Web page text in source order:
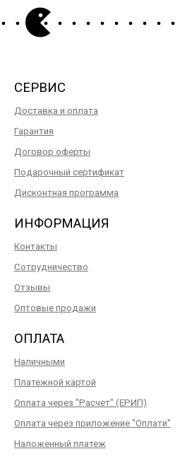
СЕРВИС
Доставка и оплата
Гарантия
Договор оферты
Подарочный сертификат
Дисконтная программа
ИНФОРМАЦИЯ
Контакты
Сотрудничество
Отзывы
Оптовые продажи
ОПЛАТА
Наличными
Платежной картой
Оплата через "Расчет" (ЕРИП)
Оплата через приложение "Оплати"
Наложенный платеж